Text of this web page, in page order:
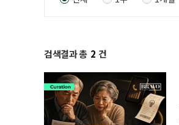
검색결과 총 2 건